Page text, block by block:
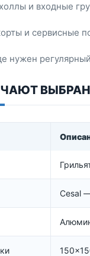
и входные
и сервисные
нужен
Cesal